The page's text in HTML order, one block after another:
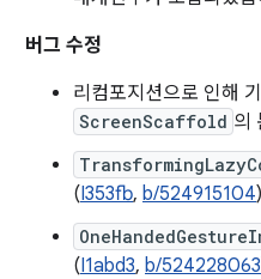
버그 수정
리컴포지션으로 인해
ScreenScaffold 의
(I353fb, b/524915104)
(I1abd3, b/524228063